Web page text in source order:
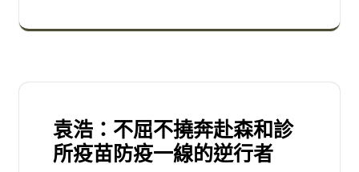
袁浩：不屈不撓奔赴森和診
所疫苗防疫一線的逆行者